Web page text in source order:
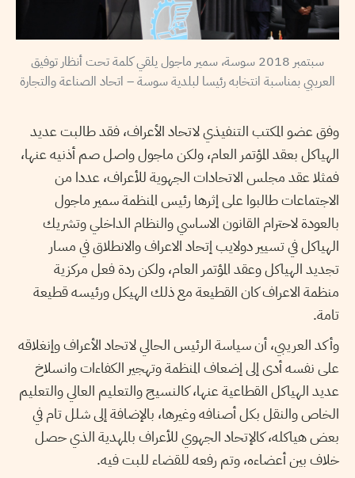
سبتمبر 2018 سوسة، سمير ماجول يلقي كلمة تحت أنظار توفيق
العريبي بمناسبة انتخابه رئيسا لبلدية سوسة – اتحاد الصناعة والتجارة
وفق عضو المكتب التنفيذي لاتحاد الأعراف، فقد طالبت عديد
الهياكل بعقد المؤتمر العام، ولكن ماجول واصل صم أذنيه عنها،
فمثلا عقد مجلس الاتحادات الجهوية للأعراف، عددا من
الاجتماعات طالبوا على إثرها رئيس المنظمة سمير ماجول
بالعودة لاحترام القانون الاساسي والنظام الداخلي وتشريك
الهياكل في تسيير دولايب إتحاد الاعراف والانطلاق في مسار
تجديد الهياكل وعقد المؤتمر العام، ولكن ردة فعل مركزية
منظمة الاعراف كان القطيعة مع ذلك الهيكل ورئيسه قطيعة
تامة.
وأكد العريبي، أن سياسة الرئيس الحالي لاتحاد الأعراف وإنغلاقه
على نفسه أدى إلى إضعاف المنظمة وتهجير الكفاءات وانسلاخ
عديد الهياكل القطاعية عنها، كالنسيج والتعليم العالي والتعليم
الخاص والنقل بكل أصنافه وغيرها، بالإضافة إلى شلل تام في
بعض هياكله، كالإتحاد الجهوي للأعراف بالمهدية الذي حصل
خلاف بين أعضاءه، وتم رفعه للقضاء للبت فيه.